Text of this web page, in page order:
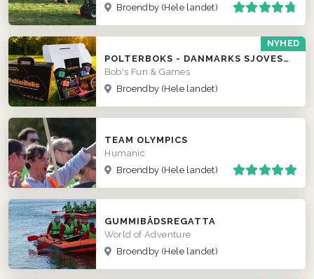
Broendby (Hele landet)
NYHED
POLTERBOKS - DANMARKS SJOVESTE POLTERABEND
Bob's Fun & Games
Broendby (Hele landet)
TEAM OLYMPICS
Humanic
Broendby (Hele landet)
GUMMIBÅDSREGATTA
World of Adventure
Broendby (Hele landet)